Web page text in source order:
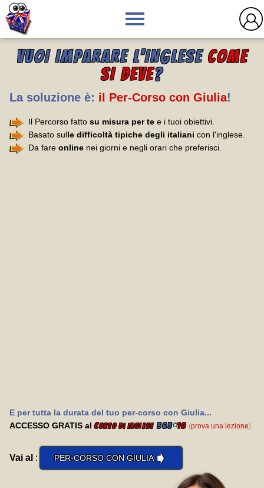
VUOI IMPARARE L'INGLESE COME
SI DEVE?
La soluzione è: il Per-Corso con Giulia!
Il Percorso fatto su misura per te e i tuoi obiettivi.
Basato sulle difficoltà tipiche degli italiani con l'inglese.
Da fare online nei giorni e negli orari che preferisci.
E per tutta la durata del tuo per-corso con Giulia...
ACCESSO GRATIS al Corso di inglese 365*10 (prova una lezione)
Vai al : PER-CORSO CON GIULIA➧